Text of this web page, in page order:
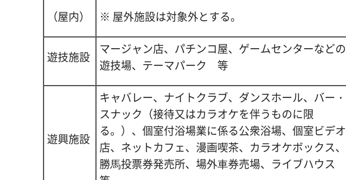
（屋内）
※ 屋外施設は対象外とする。
遊技施設
マージャン店、パチンコ屋、ゲームセンターなどの
遊技場、テーマパーク 等
遊興施設
キャバレー、ナイトクラブ、ダンスホール、バー・
スナック（接待又はカラオケを伴うものに限
る。）、個室付浴場業に係る公衆浴場、個室ビデオ
店、ネットカフェ、漫画喫茶、カラオケボックス、
勝⾺投票券発売所、場外⾞券売場、ライブハウス